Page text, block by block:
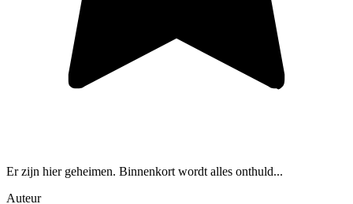
Er zijn hier geheimen. Binnenkort wordt alles onthuld...
Auteur